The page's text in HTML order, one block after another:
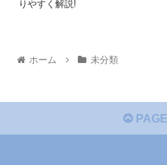
りやすく解説!
ホーム 未分類